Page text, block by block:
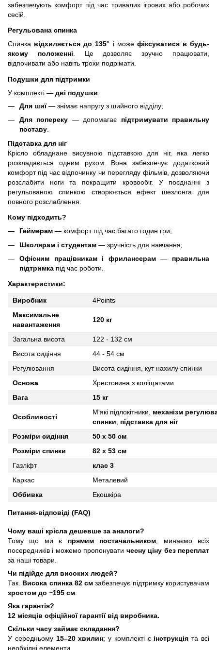
забезпечують комфорт під час тривалих ігрових або робочих
сесій.
Регульована спинка
Спинка відхиляється до 135° і може фіксуватися в будь-
якому положенні. Це дозволяє зручно працювати,
відпочивати або навіть трохи подрімати.
Подушки для підтримки
У комплекті — дві подушки:
Для шиї— знімає напругу з шийного відділу;
Для попереку — допомагає підтримувати правильну
поставу.
Підставка для ніг
Крісло обладнане висувною підставкою для ніг, яка легко
розкладається одним рухом. Вона забезпечує додатковий
комфорт під час відпочинку чи перегляду фільмів, дозволяючи
розслабити ноги та покращити кровообіг. У поєднанні з
регульованою спинкою створюється ефект шезлонга для
повного розслаблення.
Кому підходить?
Геймерам — комфорт під час багато годин гри;
Школярам і студентам — зручність для навчання;
Офісним працівникам і фрилансерам— правильна
підтримка під час роботи.
Характеристики:
Виробник
4Points
Максимальне
навантаження
120 кг
Загальна висота
122 - 132 см
Висота сидіння
44 - 54 см
Регулювання
Висота сидіння, кут нахилу спинки
Основа
Хрестовина з коліщатами
Вага
15 кг
Особливості
М'які підлокітники, механізм
спинки
підставка для ніг
Розміри сидіння
50 х 50 см
Розміри спинки
82 х 53 см
Газліфт
клас 3
Каркас
Металевий
Оббивка
Екошкіра
Питання-відповіді (FAQ)
Чому ваші крісла дешевше за аналоги?
Тому що ми є прямим постачальником , минаємо всіх
посередників і можемо пропонувати чесну ціну без переплат
за наші товари.
Чи підійде для високих людей?
Так. Висока спинка 82 см забезпечує підтримку користувачам
зростом до ~195 см
Яка гарантія?
12 місяців офіційної гарантії від виробника.
Скільки часу займає складання?
У середньому 15–20 хвилин; у комплекті є інструкція та всі
необхідні елементи.